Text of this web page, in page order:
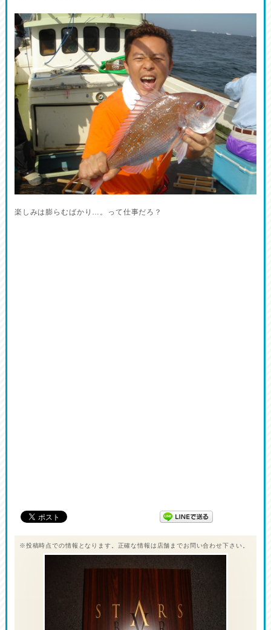
楽しみは膨らむばかり…。って仕事だろ？
※投稿時点での情報となります。正確な情報は店舗までお問い合わせ下さい。